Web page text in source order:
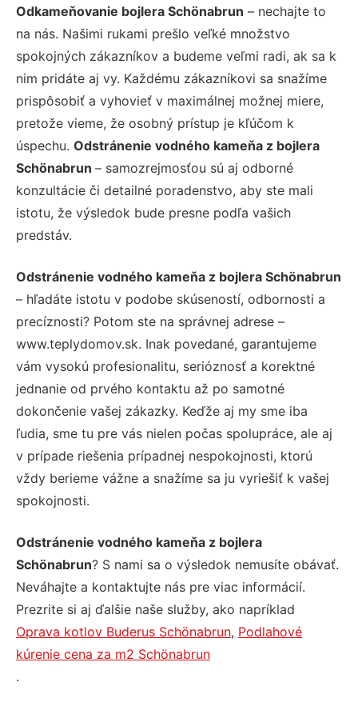
Odkameňovanie bojlera Schönabrun – nechajte to
na nás. Našimi rukami prešlo veľké množstvo
spokojných zákazníkov a budeme veľmi radi, ak sa k
nim pridáte aj vy. Každému zákazníkovi sa snažíme
prispôsobiť a vyhovieť v maximálnej možnej miere,
pretože vieme, že osobný prístup je kľúčom k
úspechu. Odstránenie vodného kameňa z bojlera
Schönabrun – samozrejmosťou sú aj odborné
konzultácie či detailné poradenstvo, aby ste mali
istotu, že výsledok bude presne podľa vašich
predstáv.
Odstránenie vodného kameňa z bojlera Schönabrun
– hľadáte istotu v podobe skúseností, odbornosti a
precíznosti? Potom ste na správnej adrese –
www.teplydomov.sk. Inak povedané, garantujeme
vám vysokú profesionalitu, serióznosť a korektné
jednanie od prvého kontaktu až po samotné
dokončenie vašej zákazky. Keďže aj my sme iba
ľudia, sme tu pre vás nielen počas spolupráce, ale aj
v prípade riešenia prípadnej nespokojnosti, ktorú
vždy berieme vážne a snažíme sa ju vyriešiť k vašej
spokojnosti.
Odstránenie vodného kameňa z bojlera
Schönabrun? S nami sa o výsledok nemusíte obávať.
Neváhajte a kontaktujte nás pre viac informácií.
Prezrite si aj ďalšie naše služby, ako napríklad
Oprava kotlov Buderus Schönabrun, Podlahové
kúrenie cena za m2 Schönabrun
.